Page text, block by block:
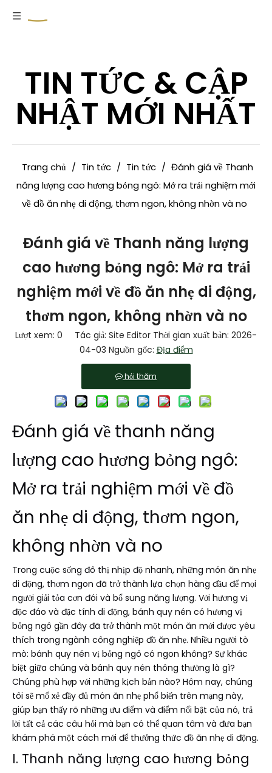
TIN TỨC & CẬP
NHẬT MỚI NHẤT
Trang chủ / Tin tức / Tin tức / Đánh giá về Thanh
năng lượng cao hương bỏng ngô: Mở ra trải nghiệm mới
về đồ ăn nhẹ di động, thơm ngon, không nhờn và no
Đánh giá về Thanh năng lượng
cao hương bỏng ngô: Mở ra trải
nghiệm mới về đồ ăn nhẹ di động,
thơm ngon, không nhờn và no
Lượt xem: 0 Tác giả: Site Editor Thời gian xuất bản: 2026-
04-03 Nguồn gốc: Địa điểm
hỏi thăm
Đánh giá về thanh năng
lượng cao hương bỏng ngô:
Mở ra trải nghiệm mới về đồ
ăn nhẹ di động, thơm ngon,
không nhờn và no
Trong cuộc sống đô thị nhịp độ nhanh, những món ăn nhẹ
di động, thơm ngon đã trở thành lựa chọn hàng đầu để mọi
người giải tỏa cơn đói và bổ sung năng lượng. Với hương vị
độc đáo và đặc tính di động, bánh quy nén có hương vị
bỏng ngô gần đây đã trở thành một món ăn mới được yêu
thích trong ngành công nghiệp đồ ăn nhẹ. Nhiều người tò
mò: bánh quy nén vị bỏng ngô có ngon không? Sự khác
biệt giữa chúng và bánh quy nén thông thường là gì?
Chúng phù hợp với những kịch bản nào? Hôm nay, chúng
tôi sẽ mổ xẻ đầy đủ món ăn nhẹ phổ biến trên mạng này,
giúp bạn thấy rõ những ưu điểm và điểm nổi bật của nó, trả
lời tất cả các câu hỏi mà bạn có thể quan tâm và đưa bạn
khám phá một cách mới để thưởng thức đồ ăn nhẹ di động.
I. Thanh năng lượng cao hương bỏng